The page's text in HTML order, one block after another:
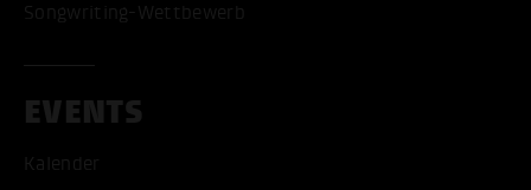
Songwriting-Wettbewerb
EVENTS
Kalender